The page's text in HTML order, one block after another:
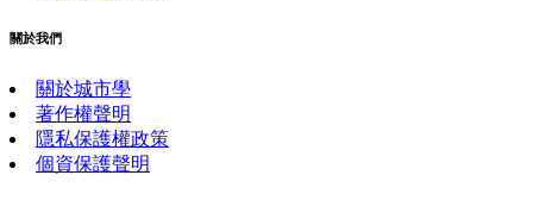
關於我們
關於城市學
著作權聲明
隱私保護權政策
個資保護聲明